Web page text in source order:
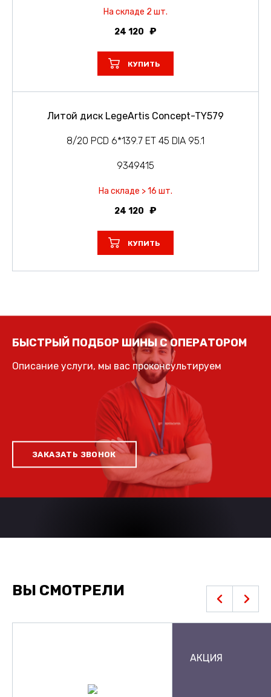
На складе 2 шт.
24 120
КУПИТЬ
Литой диск LegeArtis Concept-TY579
8/20 PCD 6*139.7 ET 45 DIA 95.1
9349415
На складе > 16 шт.
24 120
КУПИТЬ
БЫСТРЫЙ ПОДБОР ШИНЫ С ОПЕРАТОРОМ
Описание услуги, мы вас проконсультируем
ЗАКАЗАТЬ ЗВОНОК
ВЫ СМОТРЕЛИ
АКЦИЯ